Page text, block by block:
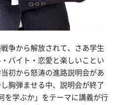
争から解放されて、さあ学生
バイト・恋愛と楽しいことい
初から怒涛の進路説明会があ
胸弾ませる中、説明会が終了
を学ぶか」をテーマに講義が行